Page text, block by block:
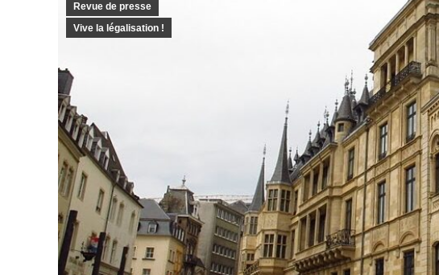
Revue de presse
Vive la légalisation !